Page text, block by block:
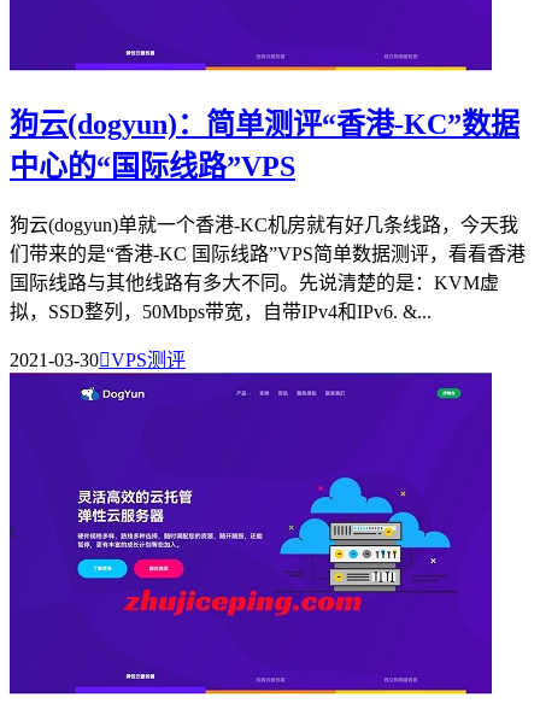
狗云(dogyun)：简单测评“香港-KC”数据
中心的“国际线路”VPS
狗云(dogyun)单就一个香港-KC机房就有好几条线路，今天我
们带来的是“香港-KC 国际线路”VPS简单数据测评，看看香港
国际线路与其他线路有多大不同。先说清楚的是：KVM虚
拟，SSD整列，50Mbps带宽，自带IPv4和IPv6. &...
2021-03-30VPS测评